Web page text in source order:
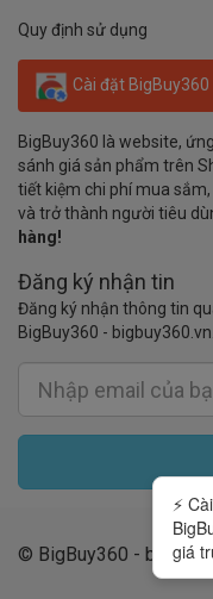
⚡
giá
Quy định sử dụng
Cài đặt
BigBuy360 là website,
sánh giá sản phẩm trên
tiết kiệm chi phí mua
và trở thành người tiêu
hàng!
Đăng ký nhận tin
Đăng ký nhận thông tin
BigBuy360 - bigbuy360.vn.
© BigBuy360 -